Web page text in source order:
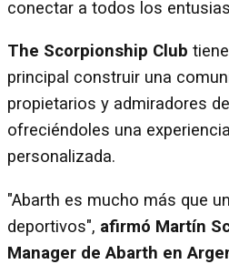
conectar a todos los
The Scorpionship Club
principal construir una
propietarios y admiradores
ofreciéndoles una
personalizada.
"Abarth es mucho más que
deportivos", afirmó Martín
Manager de Abarth en